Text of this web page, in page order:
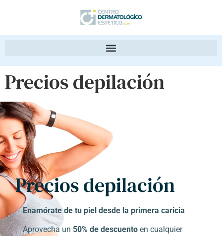
Precios depilación
Precios depilación
Enamórate de tu piel desde la primera caricia
Aprovecha un 50% de descuento en cualquier